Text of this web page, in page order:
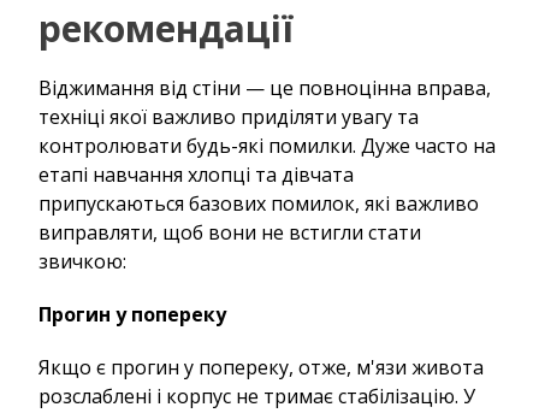
рекомендації
Віджимання від стіни — це повноцінна вправа,
техніці якої важливо приділяти увагу та
контролювати будь-які помилки. Дуже часто на
етапі навчання хлопці та дівчата
припускаються базових помилок, які важливо
виправляти, щоб вони не встигли стати
звичкою:
Прогин у попереку
Якщо є прогин у попереку, отже, м'язи живота
розслаблені і корпус не тримає стабілізацію. У